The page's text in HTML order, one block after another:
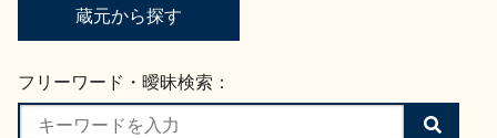
蔵元から探す
フリーワード・曖昧検索：
検